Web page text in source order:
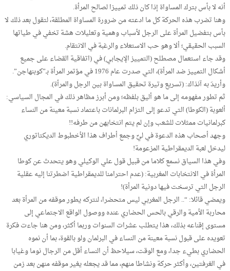
أنه لا بأس بترك المساواة إذا كان ذلك تمييزا لصالح المرأة.
وهنا تضرب هذه الحركة كل ما ادعته من ضرورة المساواة المطلقة، لتقول بعد ذلك لا
بأس بتفضيل المرأة على الرجل لأسباب وهمية وتعليلات هشة تخفي في طياتها
السبب الحقيقي؛ ألا وهو حب الاستعلاء والرغبة في الانتقام.
وقد جاء استعمال مصطلح (التمييز الإيجابي) في (اتفاقية القضاء على جميع
أشكال التمييز ضد المرأة)، التي صدرت عام 1976 في مؤتمر المرأة بـ”كوبنهاجن”.
وأريدَ به آنذاك: (تسريع وتيرة تحقيق المساواة بين الرجل والمرأة).
ثم تطور مفهومه إلى ما هو أليق بلفظه؛ ومن أبرز مظاهر ذلك في المجال السياسي:
ألعوبة (الكوطا) التي تدعو إلى التزام البرلمانات باعتماد نسبة معينة من النساء
كبرلمانيات ممثلات للشعب وإن لم يتم انتخابهن من طرفه!!
وجهد أصحاب هذه الدعوة في ليِّ وجمع أطراف هذا الأخطبوط الديكتاتوري
ليدخل لعبة الديمقراطية المزعومة!
وفي هذا السياق نسمع كلاما من قبيل قول علي الوكيلي وهو يتحدث عن كوطا
المرأة في الانتخابات المغربية: (عدم احترامنا للديمقراطية اضطرتنا إليه عقلية
الرجل التي ترسخت فيها دونية المرأة)!
ويمضي قائلا: “.. الرجل المغربي ليس متحضرا، لنتركه يطور موقفه من المرأة بعد
محاربة الأمية والرقي بالحس الحضاري عنده ووصول الواقع الاجتماعي إلى
مستوى إقناعه بذلك، هذا يتطلب عشرات السنوات وربما أكثر، ومن هنا جاءت فكرة
تعويده على قبول نسبة معينة من النساء في البرلمان ولو بالقوة، بما أن نموه
الحضاري بطيء جدا، ومع الوقت، سيلاحظ أن النساء أقل من الرجال نوما وغيابا
في الغرفتين، وأكثر حركة ونشاطا منهم، مما قد يجعله يغير موقفه منهن بعد زمن